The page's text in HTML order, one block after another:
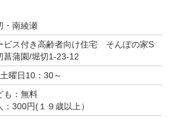
・南綾瀬
ビス付き高齢者向け住宅 そんぽの家S
菖蒲園/堀切1-23-12
曜日10：30～
も：無料
：300円(１９歳以上）